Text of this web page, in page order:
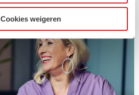
Cookies weigeren